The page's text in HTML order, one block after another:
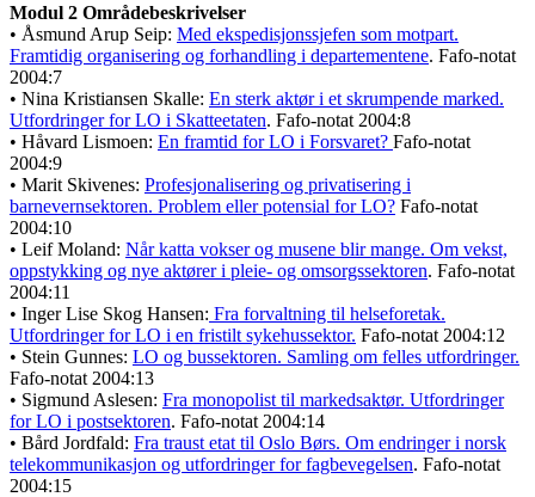
Modul 2 Områdebeskrivelser
• Åsmund Arup Seip: Med ekspedisjonssjefen som motpart.
Framtidig organisering og forhandling i departementene. Fafo-notat
2004:7
• Nina Kristiansen Skalle: En sterk aktør i et skrumpende marked.
Utfordringer for LO i Skatteetaten. Fafo-notat 2004:8
• Håvard Lismoen: En framtid for LO i Forsvaret? Fafo-notat
2004:9
• Marit Skivenes: Profesjonalisering og privatisering i
barnevernsektoren. Problem eller potensial for LO? Fafo-notat
2004:10
• Leif Moland: Når katta vokser og musene blir mange. Om vekst,
oppstykking og nye aktører i pleie- og omsorgssektoren. Fafo-notat
2004:11
• Inger Lise Skog Hansen: Fra forvaltning til helseforetak.
Utfordringer for LO i en fristilt sykehussektor. Fafo-notat 2004:12
• Stein Gunnes: LO og bussektoren. Samling om felles utfordringer.
Fafo-notat 2004:13
• Sigmund Aslesen: Fra monopolist til markedsaktør. Utfordringer
for LO i postsektoren. Fafo-notat 2004:14
• Bård Jordfald: Fra traust etat til Oslo Børs. Om endringer i norsk
telekommunikasjon og utfordringer for fagbevegelsen. Fafo-notat
2004:15